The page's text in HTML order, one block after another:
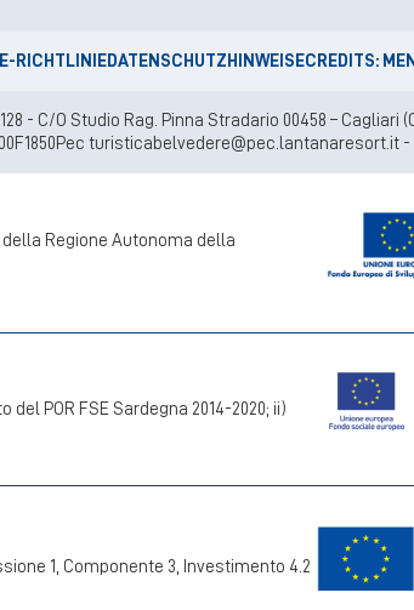
RICHTLINIEDATENSCHUTZHINWEISECREDITS:
- C/O Studio Rag. Pinna Stradario 00458 – Cagliari
turisticabelvedere@pec.lantanaresort.it -
Regione Autonoma della
POR FSE Sardegna 2014-2020; ii)
1, Componente 3, Investimento 4.2